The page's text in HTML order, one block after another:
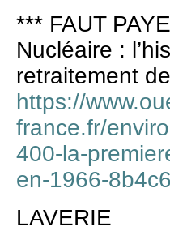
*** FAUT
Nucléaire :
retraitement
https://
france.fr/
400-la-
en-1966-
LAVERIE